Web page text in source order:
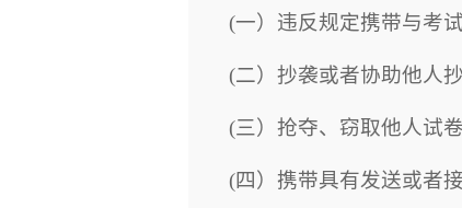
(一）违反规定携带与考
(二）抄袭或者协助他人抄
(三）抢夺、窃取他人试
(四）携带具有发送或者